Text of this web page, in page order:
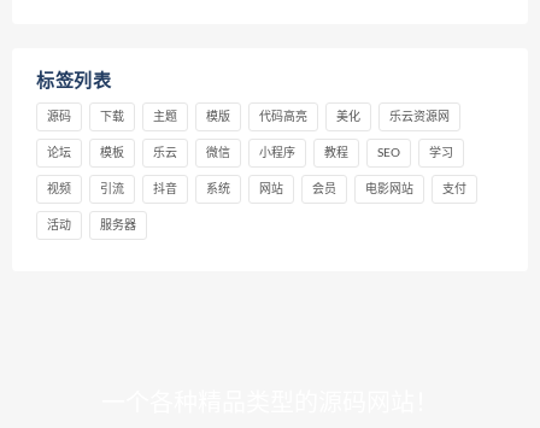
标签列表
源码 下载 主题 模版 代码高亮 美化 乐云资源网
论坛 模板 乐云 微信 小程序 教程 SEO 学习
视频 引流 抖音 系统 网站 会员 电影网站 支付
活动 服务器